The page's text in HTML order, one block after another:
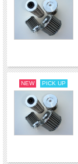
NEW PICK UP